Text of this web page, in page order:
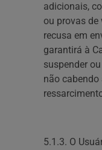
adicionais,
ou provas
recusa em
garantirá à
suspender
não
5.1.3. O